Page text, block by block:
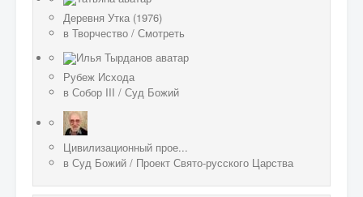
Деревня Утка (1976)
в Творчество / Смотреть
Рубеж Исхода
в Собор III / Суд Божий
Цивилизационный прое...
в Суд Божий / Проект Свято-русского Царства